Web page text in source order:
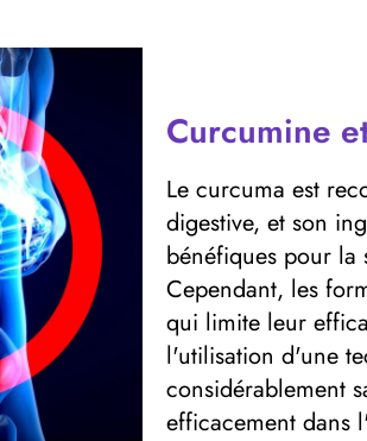
Curcumine
Le curcuma est
digestive, et son
bénéfiques pour
Cependant, les
qui limite leur
l'utilisation d'une
considérablement
efficacement dans